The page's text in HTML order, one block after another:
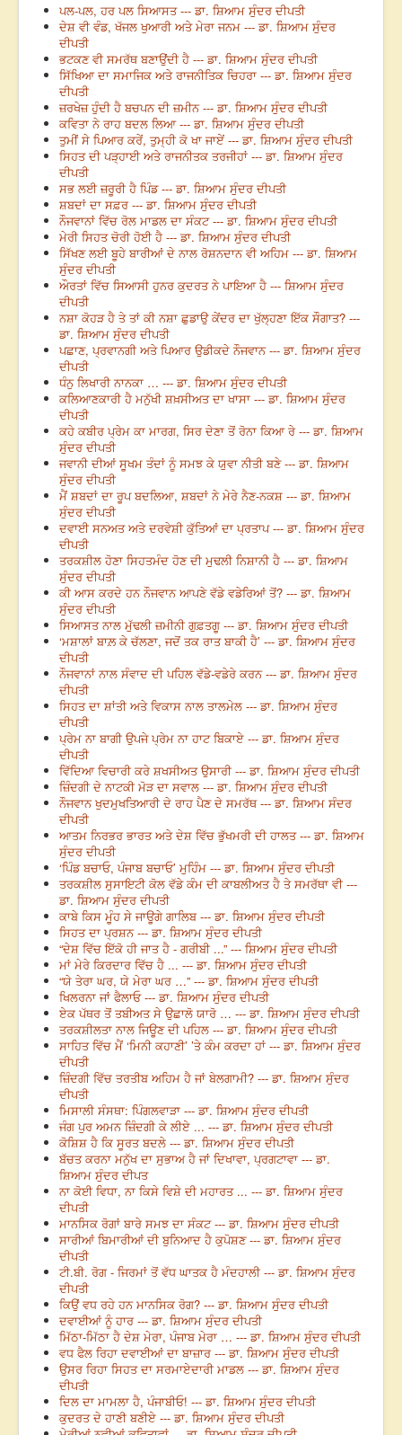
ਪਲ-ਪਲ, ਹਰ ਪਲ ਸਿਆਸਤ --- ਡਾ. ਸ਼ਿਆਮ ਸੁੰਦਰ ਦੀਪਤੀ
ਦੇਸ਼ ਵੀ ਵੰਡ, ਖੱਜਲ ਖੁਆਰੀ ਅਤੇ ਮੇਰਾ ਜਨਮ --- ਡਾ. ਸ਼ਿਆਮ ਸੁੰਦਰ
ਦੀਪਤੀ
ਭਟਕਣ ਵੀ ਸਮਰੱਥ ਬਣਾਉਂਦੀ ਹੈ --- ਡਾ. ਸ਼ਿਆਮ ਸੁੰਦਰ ਦੀਪਤੀ
ਸਿੱਖਿਆ ਦਾ ਸਮਾਜਿਕ ਅਤੇ ਰਾਜਨੀਤਿਕ ਚਿਹਰਾ --- ਡਾ. ਸ਼ਿਆਮ ਸੁੰਦਰ
ਦੀਪਤੀ
ਜ਼ਰਖੇਜ਼ ਹੁੰਦੀ ਹੈ ਬਚਪਨ ਦੀ ਜ਼ਮੀਨ --- ਡਾ. ਸ਼ਿਆਮ ਸੁੰਦਰ ਦੀਪਤੀ
ਕਵਿਤਾ ਨੇ ਰਾਹ ਬਦਲ ਲਿਆ --- ਡਾ. ਸ਼ਿਆਮ ਸੁੰਦਰ ਦੀਪਤੀ
ਤੁਮੀਂ ਸੇ ਪਿਆਰ ਕਰੇਂ, ਤੁਮ੍ਹੀ ਕੋ ਖਾ ਜਾਏਂ --- ਡਾ. ਸ਼ਿਆਮ ਸੁੰਦਰ ਦੀਪਤੀ
ਸਿਹਤ ਦੀ ਪੜ੍ਹਾਈ ਅਤੇ ਰਾਜਨੀਤਕ ਤਰਜੀਹਾਂ --- ਡਾ. ਸ਼ਿਆਮ ਸੁੰਦਰ
ਦੀਪਤੀ
ਸਭ ਲਈ ਜ਼ਰੂਰੀ ਹੈ ਪਿੰਡ --- ਡਾ. ਸ਼ਿਆਮ ਸੁੰਦਰ ਦੀਪਤੀ
ਸ਼ਬਦਾਂ ਦਾ ਸਫ਼ਰ --- ਡਾ. ਸ਼ਿਆਮ ਸੁੰਦਰ ਦੀਪਤੀ
ਨੌਜਵਾਨਾਂ ਵਿੱਚ ਰੋਲ ਮਾਡਲ ਦਾ ਸੰਕਟ --- ਡਾ. ਸ਼ਿਆਮ ਸੁੰਦਰ ਦੀਪਤੀ
ਮੇਰੀ ਸਿਹਤ ਚੋਰੀ ਹੋਈ ਹੈ --- ਡਾ. ਸ਼ਿਆਮ ਸੁੰਦਰ ਦੀਪਤੀ
ਸਿੱਖਣ ਲਈ ਬੂਹੇ ਬਾਰੀਆਂ ਦੇ ਨਾਲ ਰੋਸ਼ਨਦਾਨ ਵੀ ਅਹਿਮ --- ਡਾ. ਸ਼ਿਆਮ
ਸੁੰਦਰ ਦੀਪਤੀ
ਔਰਤਾਂ ਵਿੱਚ ਸਿਆਸੀ ਹੁਨਰ ਕੁਦਰਤ ਨੇ ਪਾਇਆ ਹੈ --- ਸ਼ਿਆਮ ਸੁੰਦਰ
ਦੀਪਤੀ
ਨਸ਼ਾ ਕੋਹੜ ਹੈ ਤੇ ਤਾਂ ਕੀ ਨਸ਼ਾ ਛੁਡਾਉ ਕੇਂਦਰ ਦਾ ਖੁੱਲ੍ਹਣਾ ਇੱਕ ਸੌਗਾਤ? ---
ਡਾ. ਸ਼ਿਆਮ ਸੁੰਦਰ ਦੀਪਤੀ
ਪਛਾਣ, ਪ੍ਰਵਾਨਗੀ ਅਤੇ ਪਿਆਰ ਉਡੀਕਦੇ ਨੌਜਵਾਨ --- ਡਾ. ਸ਼ਿਆਮ ਸੁੰਦਰ
ਦੀਪਤੀ
ਧੰਨੁ ਲਿਖਾਰੀ ਨਾਨਕਾ … --- ਡਾ. ਸ਼ਿਆਮ ਸੁੰਦਰ ਦੀਪਤੀ
ਕਲਿਆਣਕਾਰੀ ਹੈ ਮਨੁੱਖੀ ਸ਼ਖ਼ਸੀਅਤ ਦਾ ਖਾਸਾ --- ਡਾ. ਸ਼ਿਆਮ ਸੁੰਦਰ
ਦੀਪਤੀ
ਕਹੇ ਕਬੀਰ ਪ੍ਰੇਮ ਕਾ ਮਾਰਗ, ਸਿਰ ਦੇਣਾ ਤੋਂ ਰੋਨਾ ਕਿਆ ਰੇ --- ਡਾ. ਸ਼ਿਆਮ
ਸੁੰਦਰ ਦੀਪਤੀ
ਜਵਾਨੀ ਦੀਆਂ ਸੂਖਮ ਤੰਦਾਂ ਨੂੰ ਸਮਝ ਕੇ ਯੁਵਾ ਨੀਤੀ ਬਣੇ --- ਡਾ. ਸ਼ਿਆਮ
ਸੁੰਦਰ ਦੀਪਤੀ
ਮੈਂ ਸ਼ਬਦਾਂ ਦਾ ਰੂਪ ਬਦਲਿਆ, ਸ਼ਬਦਾਂ ਨੇ ਮੇਰੇ ਨੈਣ-ਨਕਸ਼ --- ਡਾ. ਸ਼ਿਆਮ
ਸੁੰਦਰ ਦੀਪਤੀ
ਦਵਾਈ ਸਨਅਤ ਅਤੇ ਦਰਵੇਸ਼ੀ ਕੁੱਤਿਆਂ ਦਾ ਪ੍ਰਤਾਪ --- ਡਾ. ਸ਼ਿਆਮ ਸੁੰਦਰ
ਦੀਪਤੀ
ਤਰਕਸ਼ੀਲ ਹੋਣਾ ਸਿਹਤਮੰਦ ਹੋਣ ਦੀ ਮੁਢਲੀ ਨਿਸ਼ਾਨੀ ਹੈ --- ਡਾ. ਸ਼ਿਆਮ
ਸੁੰਦਰ ਦੀਪਤੀ
ਕੀ ਆਸ ਕਰਦੇ ਹਨ ਨੌਜਵਾਨ ਆਪਣੇ ਵੱਡੇ ਵਡੇਰਿਆਂ ਤੋਂ? --- ਡਾ. ਸ਼ਿਆਮ
ਸੁੰਦਰ ਦੀਪਤੀ
ਸਿਆਸਤ ਨਾਲ ਮੁੱਢਲੀ ਜ਼ਮੀਨੀ ਗੁਫ਼ਤਗੂ --- ਡਾ. ਸ਼ਿਆਮ ਸੁੰਦਰ ਦੀਪਤੀ
‘ਮਸ਼ਾਲਾਂ ਬਾਲ਼ ਕੇ ਚੱਲਣਾ, ਜਦੋਂ ਤਕ ਰਾਤ ਬਾਕੀ ਹੈ’ --- ਡਾ. ਸ਼ਿਆਮ ਸੁੰਦਰ
ਦੀਪਤੀ
ਨੌਜਵਾਨਾਂ ਨਾਲ ਸੰਵਾਦ ਦੀ ਪਹਿਲ ਵੱਡੇ-ਵਡੇਰੇ ਕਰਨ --- ਡਾ. ਸ਼ਿਆਮ ਸੁੰਦਰ
ਦੀਪਤੀ
ਸਿਹਤ ਦਾ ਸ਼ਾਂਤੀ ਅਤੇ ਵਿਕਾਸ ਨਾਲ ਤਾਲਮੇਲ --- ਡਾ. ਸ਼ਿਆਮ ਸੁੰਦਰ
ਦੀਪਤੀ
ਪ੍ਰੇਮ ਨਾ ਬਾਗੀ ਉਪਜੇ ਪ੍ਰੇਮ ਨਾ ਹਾਟ ਬਿਕਾਏ --- ਡਾ. ਸ਼ਿਆਮ ਸੁੰਦਰ
ਦੀਪਤੀ
ਵਿੱਦਿਆ ਵਿਚਾਰੀ ਕਰੇ ਸ਼ਖਸੀਅਤ ਉਸਾਰੀ --- ਡਾ. ਸ਼ਿਆਮ ਸੁੰਦਰ ਦੀਪਤੀ
ਜ਼ਿੰਦਗੀ ਦੇ ਨਾਟਕੀ ਮੋੜ ਦਾ ਸਵਾਲ --- ਡਾ. ਸ਼ਿਆਮ ਸੁੰਦਰ ਦੀਪਤੀ
ਨੌਜਵਾਨ ਖੁਦਮੁਖਤਿਆਰੀ ਦੇ ਰਾਹ ਪੈਣ ਦੇ ਸਮਰੱਥ --- ਡਾ. ਸ਼ਿਆਮ ਸੰਦਰ
ਦੀਪਤੀ
ਆਤਮ ਨਿਰਭਰ ਭਾਰਤ ਅਤੇ ਦੇਸ਼ ਵਿੱਚ ਭੁੱਖਮਰੀ ਦੀ ਹਾਲਤ --- ਡਾ. ਸ਼ਿਆਮ
ਸੁੰਦਰ ਦੀਪਤੀ
‘ਪਿੰਡ ਬਚਾਓ, ਪੰਜਾਬ ਬਚਾਓ’ ਮੁਹਿੰਮ --- ਡਾ. ਸ਼ਿਆਮ ਸੁੰਦਰ ਦੀਪਤੀ
ਤਰਕਸ਼ੀਲ ਸੁਸਾਇਟੀ ਕੋਲ ਵੱਡੇ ਕੰਮ ਦੀ ਕਾਬਲੀਅਤ ਹੈ ਤੇ ਸਮਰੱਥਾ ਵੀ ---
ਡਾ. ਸ਼ਿਆਮ ਸੁੰਦਰ ਦੀਪਤੀ
ਕਾਬੇ ਕਿਸ ਮੂੰਹ ਸੇ ਜਾਊਗੇ ਗਾਲਿਬ --- ਡਾ. ਸ਼ਿਆਮ ਸੁੰਦਰ ਦੀਪਤੀ
ਸਿਹਤ ਦਾ ਪ੍ਰਸ਼ਨ --- ਡਾ. ਸ਼ਿਆਮ ਸੁੰਦਰ ਦੀਪਤੀ
“ਦੇਸ਼ ਵਿੱਚ ਇੱਕੋ ਹੀ ਜਾਤ ਹੈ - ਗਰੀਬੀ ...” --- ਸ਼ਿਆਮ ਸੁੰਦਰ ਦੀਪਤੀ
ਮਾਂ ਮੇਰੇ ਕਿਰਦਾਰ ਵਿੱਚ ਹੈ ... --- ਡਾ. ਸ਼ਿਆਮ ਸੁੰਦਰ ਦੀਪਤੀ
“ਯੇ ਤੇਰਾ ਘਰ, ਯੇ ਮੇਰਾ ਘਰ …” --- ਡਾ. ਸ਼ਿਆਮ ਸੁੰਦਰ ਦੀਪਤੀ
ਖਿਲਰਨਾ ਜਾਂ ਫੈਲਾਓ --- ਡਾ. ਸ਼ਿਆਮ ਸੁੰਦਰ ਦੀਪਤੀ
ਏਕ ਪੱਥਰ ਤੋਂ ਤਬੀਅਤ ਸੇ ਉਛਾਲੋ ਯਾਰੋ … --- ਡਾ. ਸ਼ਿਆਮ ਸੁੰਦਰ ਦੀਪਤੀ
ਤਰਕਸ਼ੀਲਤਾ ਨਾਲ ਜਿਊਣ ਦੀ ਪਹਿਲ --- ਡਾ. ਸ਼ਿਆਮ ਸੁੰਦਰ ਦੀਪਤੀ
ਸਾਹਿਤ ਵਿੱਚ ਮੈਂ ‘ਮਿਨੀ ਕਹਾਣੀ’ ’ਤੇ ਕੰਮ ਕਰਦਾ ਹਾਂ --- ਡਾ. ਸ਼ਿਆਮ ਸੁੰਦਰ
ਦੀਪਤੀ
ਜ਼ਿੰਦਗੀ ਵਿੱਚ ਤਰਤੀਬ ਅਹਿਮ ਹੈ ਜਾਂ ਬੇਲਗਾਮੀ? --- ਡਾ. ਸ਼ਿਆਮ ਸੁੰਦਰ
ਦੀਪਤੀ
ਮਿਸਾਲੀ ਸੰਸਥਾ: ਪਿੰਗਲਵਾੜਾ --- ਡਾ. ਸ਼ਿਆਮ ਸੁੰਦਰ ਦੀਪਤੀ
ਜੰਗ ਪੁਰ ਅਮਨ ਜ਼ਿੰਦਗੀ ਕੇ ਲੀਏ ... --- ਡਾ. ਸ਼ਿਆਮ ਸੁੰਦਰ ਦੀਪਤੀ
ਕੋਸ਼ਿਸ਼ ਹੈ ਕਿ ਸੂਰਤ ਬਦਲੇ --- ਡਾ. ਸ਼ਿਆਮ ਸੁੰਦਰ ਦੀਪਤੀ
ਬੱਚਤ ਕਰਨਾ ਮਨੁੱਖ ਦਾ ਸੁਭਾਅ ਹੈ ਜਾਂ ਦਿਖਾਵਾ, ਪ੍ਰਗਟਾਵਾ --- ਡਾ.
ਸ਼ਿਆਮ ਸੁੰਦਰ ਦੀਪਤ
ਨਾ ਕੋਈ ਵਿਧਾ, ਨਾ ਕਿਸੇ ਵਿਸ਼ੇ ਦੀ ਮਹਾਰਤ ... --- ਡਾ. ਸ਼ਿਆਮ ਸੁੰਦਰ
ਦੀਪਤੀ
ਮਾਨਸਿਕ ਰੋਗਾਂ ਬਾਰੇ ਸਮਝ ਦਾ ਸੰਕਟ --- ਡਾ. ਸ਼ਿਆਮ ਸੁੰਦਰ ਦੀਪਤੀ
ਸਾਰੀਆਂ ਬਿਮਾਰੀਆਂ ਦੀ ਬੁਨਿਆਦ ਹੈ ਕੁਪੋਸ਼ਣ --- ਡਾ. ਸ਼ਿਆਮ ਸੁੰਦਰ
ਦੀਪਤੀ
ਟੀ.ਬੀ. ਰੋਗ - ਜਿਰਮਾਂ ਤੋਂ ਵੱਧ ਘਾਤਕ ਹੈ ਮੰਦਹਾਲੀ --- ਡਾ. ਸ਼ਿਆਮ ਸੁੰਦਰ
ਦੀਪਤੀ
ਕਿਉਂ ਵਧ ਰਹੇ ਹਨ ਮਾਨਸਿਕ ਰੋਗ? --- ਡਾ. ਸ਼ਿਆਮ ਸੁੰਦਰ ਦੀਪਤੀ
ਦਵਾਈਆਂ ਨੂੰ ਹਾਰ --- ਡਾ. ਸ਼ਿਆਮ ਸੁੰਦਰ ਦੀਪਤੀ
ਮਿੱਠਾ-ਮਿੱਠਾ ਹੈ ਦੇਸ਼ ਮੇਰਾ, ਪੰਜਾਬ ਮੇਰਾ … --- ਡਾ. ਸ਼ਿਆਮ ਸੁੰਦਰ ਦੀਪਤੀ
ਵਧ ਫੈਲ ਰਿਹਾ ਦਵਾਈਆਂ ਦਾ ਬਾਜ਼ਾਰ --- ਡਾ. ਸ਼ਿਆਮ ਸੁੰਦਰ ਦੀਪਤੀ
ਉਸਰ ਰਿਹਾ ਸਿਹਤ ਦਾ ਸਰਮਾਏਦਾਰੀ ਮਾਡਲ --- ਡਾ. ਸ਼ਿਆਮ ਸੁੰਦਰ
ਦੀਪਤੀ
ਦਿਲ ਦਾ ਮਾਮਲਾ ਹੈ, ਪੰਜਾਬੀਓ! --- ਡਾ. ਸ਼ਿਆਮ ਸੁੰਦਰ ਦੀਪਤੀ
ਕੁਦਰਤ ਦੇ ਹਾਣੀ ਬਣੀਏ --- ਡਾ. ਸ਼ਿਆਮ ਸੁੰਦਰ ਦੀਪਤੀ